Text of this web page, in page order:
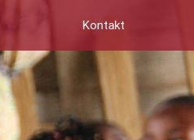
Kontakt